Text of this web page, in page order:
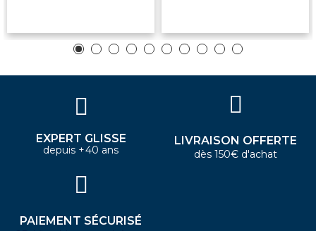
EXPERT GLISSE
depuis +40 ans
LIVRAISON OFFERTE
dès 150€ d'achat
PAIEMENT SÉCURISÉ